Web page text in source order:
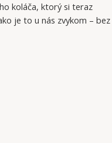
koláča, ktorý si teraz
je to u nás zvykom – bez